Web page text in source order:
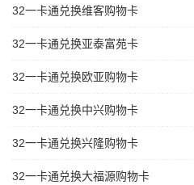
32一卡通兑换维客购物卡
32一卡通兑换亚泰富苑卡
32一卡通兑换欧亚购物卡
32一卡通兑换中兴购物卡
32一卡通兑换兴隆购物卡
32一卡通兑换大福源购物卡